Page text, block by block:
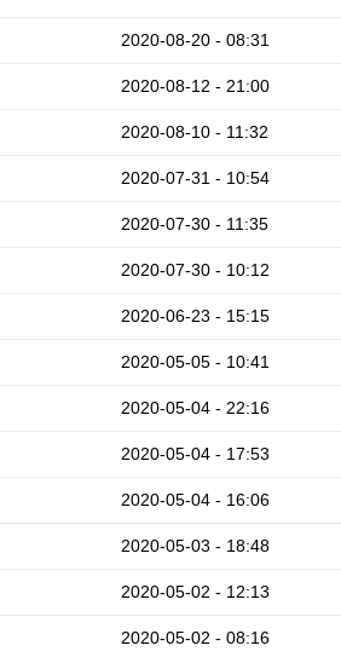
2020-08-20 - 08:31
2020-08-12 - 21:00
2020-08-10 - 11:32
2020-07-31 - 10:54
2020-07-30 - 11:35
2020-07-30 - 10:12
2020-06-23 - 15:15
2020-05-05 - 10:41
2020-05-04 - 22:16
2020-05-04 - 17:53
2020-05-04 - 16:06
2020-05-03 - 18:48
2020-05-02 - 12:13
2020-05-02 - 08:16